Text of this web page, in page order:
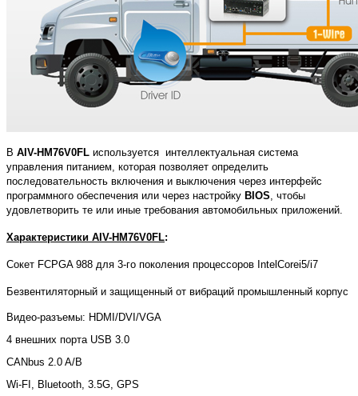
В AIV-HM76V0FL используется интеллектуальная система
управления питанием, которая позволяет определить
последовательность включения и выключения через интерфейс
программного обеспечения или через настройку BIOS , чтобы
удовлетворить те или иные требования автомобильных приложений.
Характеристики AIV-HM76V0FL:
Сокет FCPGA 988 для 3-го поколения процессоров IntelCorei5/i7
Безвентиляторный и защищенный от вибраций промышленный корпус
Видео-разъемы: HDMI/DVI/VGA
4 внешних порта USB 3.0
CANbus 2.0 A/B
Wi-FI, Bluetooth, 3.5G, GPS